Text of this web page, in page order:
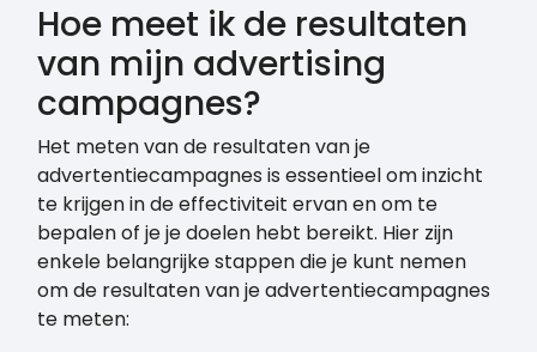
Hoe meet ik de resultaten
van mijn advertising
campagnes?
Het meten van de resultaten van je
advertentiecampagnes is essentieel om inzicht
te krijgen in de effectiviteit ervan en om te
bepalen of je je doelen hebt bereikt. Hier zijn
enkele belangrijke stappen die je kunt nemen
om de resultaten van je advertentiecampagnes
te meten: